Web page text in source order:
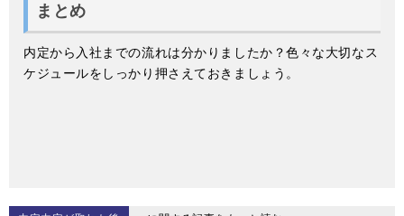
まとめ
内定から入社までの流れは分かりましたか？色々な大切なス
ケジュールをしっかり押さえておきましょう。